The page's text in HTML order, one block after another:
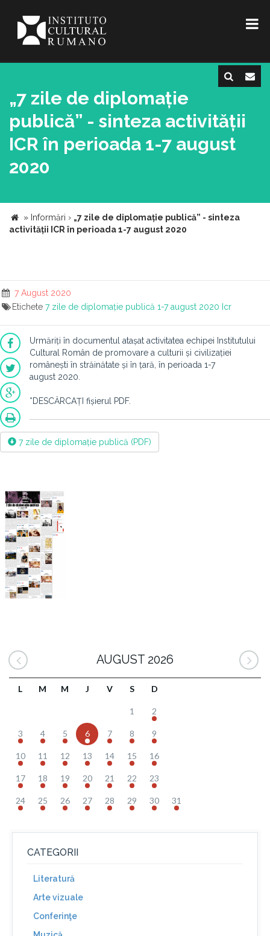
„7 zile de diplomație
publică” - sinteza activității
ICR în perioada 1-7 august
2020
» Informări › „7 zile de diplomație publică” - sinteza
activității ICR în perioada 1-7 august 2020
7 August 2020
Etichete 7 zile de diplomație publică 1-7 august 2020 Icr
Urmăriți în documentul atașat activitatea echipei Institutului
Cultural Român de promovare a culturii și civilizației
românești în străinătate și în țară, în perioada 1-7
august 2020.
*DESCĂRCAȚI fișierul PDF.
7 zile de diplomație publică (PDF)
AUGUST 2026
L M M J V S D
1 2
3 4 5 6 7 8 9
10 11 12 13 14 15 16
17 18 19 20 21 22 23
24 25 26 27 28 29 30 31
CATEGORII
Literatură
Arte vizuale
Conferinţe